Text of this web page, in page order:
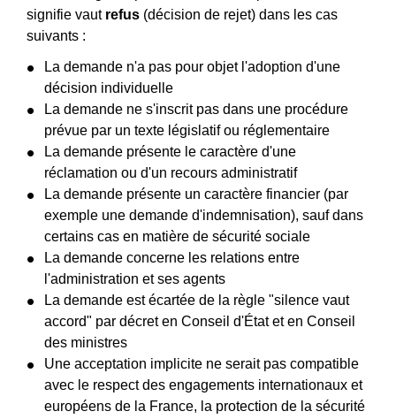
signifie vaut refus (décision de rejet) dans les cas
suivants :
La demande n'a pas pour objet l'adoption d'une
décision individuelle
La demande ne s'inscrit pas dans une procédure
prévue par un texte législatif ou réglementaire
La demande présente le caractère d'une
réclamation ou d'un recours administratif
La demande présente un caractère financier (par
exemple une demande d'indemnisation), sauf dans
certains cas en matière de sécurité sociale
La demande concerne les relations entre
l'administration et ses agents
La demande est écartée de la règle "silence vaut
accord" par décret en Conseil d'État et en Conseil
des ministres
Une acceptation implicite ne serait pas compatible
avec le respect des engagements internationaux et
européens de la France, la protection de la sécurité